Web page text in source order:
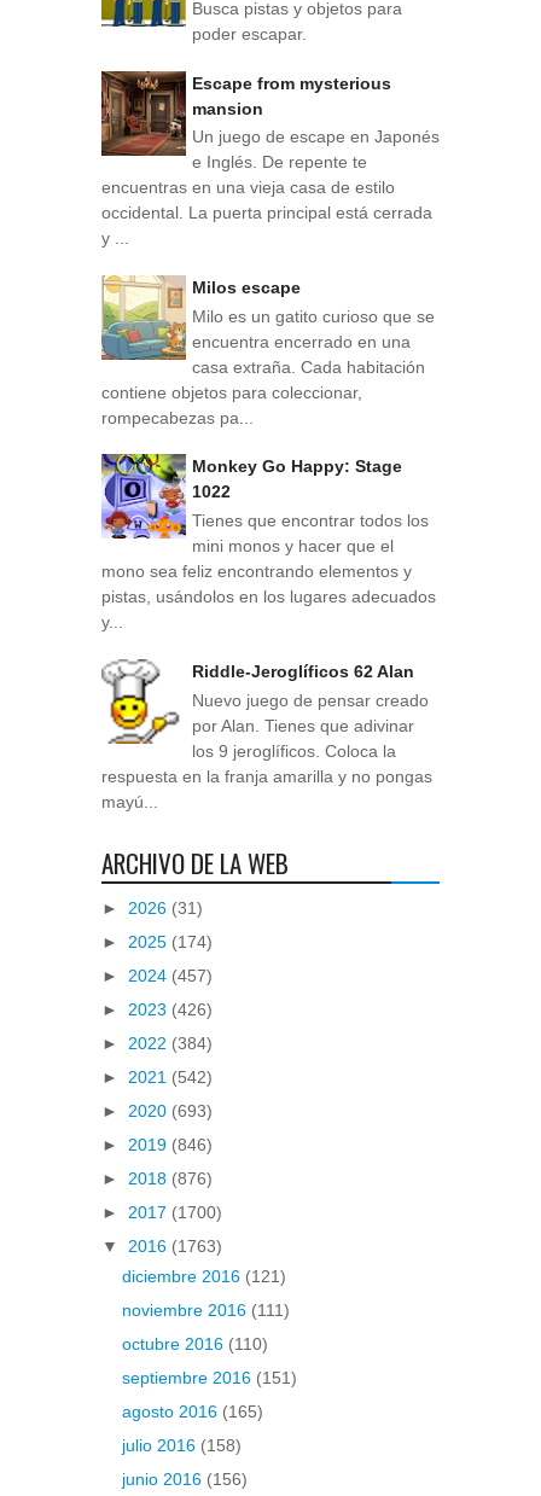
Busca pistas y objetos para
poder escapar.
Escape from mysterious
mansion
Un juego de escape en Japonés
e Inglés. De repente te
encuentras en una vieja casa de estilo
occidental. La puerta principal está cerrada
y ...
Milos escape
Milo es un gatito curioso que se
encuentra encerrado en una
casa extraña. Cada habitación
contiene objetos para coleccionar,
rompecabezas pa...
Monkey Go Happy: Stage
1022
Tienes que encontrar todos los
mini monos y hacer que el
mono sea feliz encontrando elementos y
pistas, usándolos en los lugares adecuados
y...
Riddle-Jeroglíficos 62 Alan
Nuevo juego de pensar creado
por Alan. Tienes que adivinar
los 9 jeroglíficos. Coloca la
respuesta en la franja amarilla y no pongas
mayú...
ARCHIVO DE LA WEB
► 2026 (31)
► 2025 (174)
► 2024 (457)
► 2023 (426)
► 2022 (384)
► 2021 (542)
► 2020 (693)
► 2019 (846)
► 2018 (876)
► 2017 (1700)
▼ 2016 (1763)
diciembre 2016 (121)
noviembre 2016 (111)
octubre 2016 (110)
septiembre 2016 (151)
agosto 2016 (165)
julio 2016 (158)
junio 2016 (156)